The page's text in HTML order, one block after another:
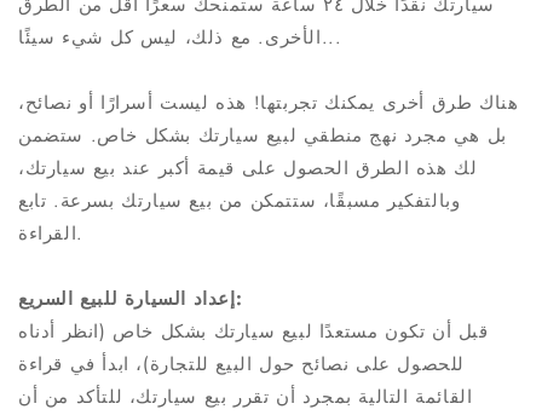
سيارتك نقدًا خلال ٢٤ ساعة ستمنحك سعرًا أقل من الطرق
الأخرى. مع ذلك، ليس كل شيء سيئًا...
هناك طرق أخرى يمكنك تجربتها! هذه ليست أسرارًا أو نصائح،
بل هي مجرد نهج منطقي لبيع سيارتك بشكل خاص. ستضمن
لك هذه الطرق الحصول على قيمة أكبر عند بيع سيارتك،
وبالتفكير مسبقًا، ستتمكن من بيع سيارتك بسرعة. تابع
القراءة.
إعداد السيارة للبيع السريع:
قبل أن تكون مستعدًا لبيع سيارتك بشكل خاص (انظر أدناه
للحصول على نصائح حول البيع للتجارة)، ابدأ في قراءة
القائمة التالية بمجرد أن تقرر بيع سيارتك، للتأكد من أن